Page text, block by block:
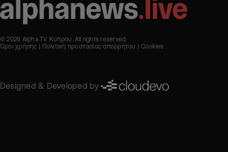
© 2026 Alpha TV Κύπρου. All rights reserved
Όροι χρήσης
Πολιτική προστασίας απορρήτου Cookies
Designed & Developed by